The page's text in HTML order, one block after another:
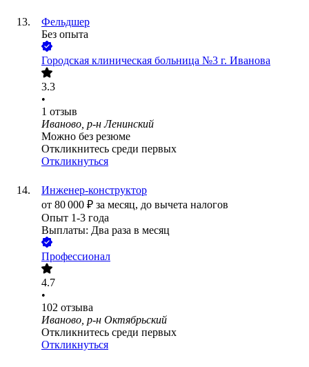
Фельдшер
Без опыта
Городская клиническая больница №3 г. Иванова
3.3
•
1 отзыв
Иваново, р-н Ленинский
Можно без резюме
Откликнитесь среди первых
Откликнуться
Инженер-конструктор
от 80 000 ₽ за месяц, до вычета налогов
Опыт 1-3 года
Выплаты: Два раза в месяц
Профессионал
4.7
•
102 отзыва
Иваново, р-н Октябрьский
Откликнитесь среди первых
Откликнуться